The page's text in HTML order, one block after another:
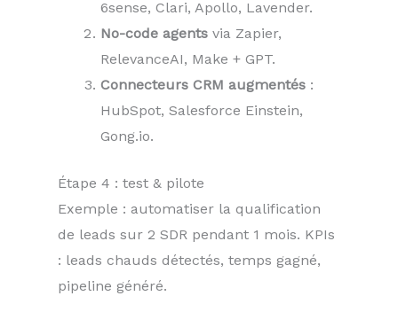
6sense, Clari, Apollo, Lavender.
No-code agents via Zapier,
RelevanceAI, Make + GPT.
Connecteurs CRM augmentés :
HubSpot, Salesforce Einstein,
Gong.io.
Étape 4 : test & pilote
Exemple : automatiser la qualification
de leads sur 2 SDR pendant 1 mois. KPIs
: leads chauds détectés, temps gagné,
pipeline généré.